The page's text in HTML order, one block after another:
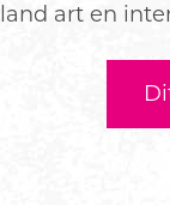
land art en